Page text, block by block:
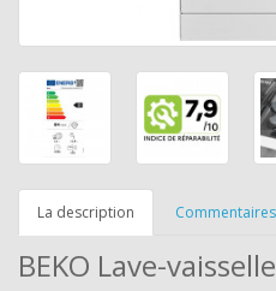
La description
BEKO Lave-